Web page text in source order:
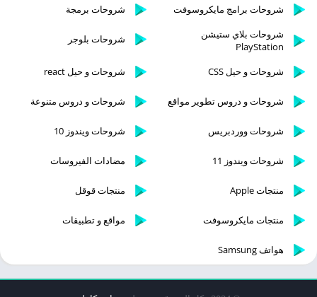
شروحات برامج مايكروسوفت
شروحات برمجة
شروحات بلاي ستيشن
PlayStation
شروحات بلوجر
شروحات و حيل CSS شروحات و حيل react
شروحات و دروس تطوير مواقع شروحات و دروس متنوعة
شروحات ووردبريس شروحات ويندوز 10
شروحات ويندوز 11 مضادات الفيروسات
منتجات Apple منتجات قوقل
منتجات مايكروسوفت مواقع و تطبيقات
هواتف Samsung